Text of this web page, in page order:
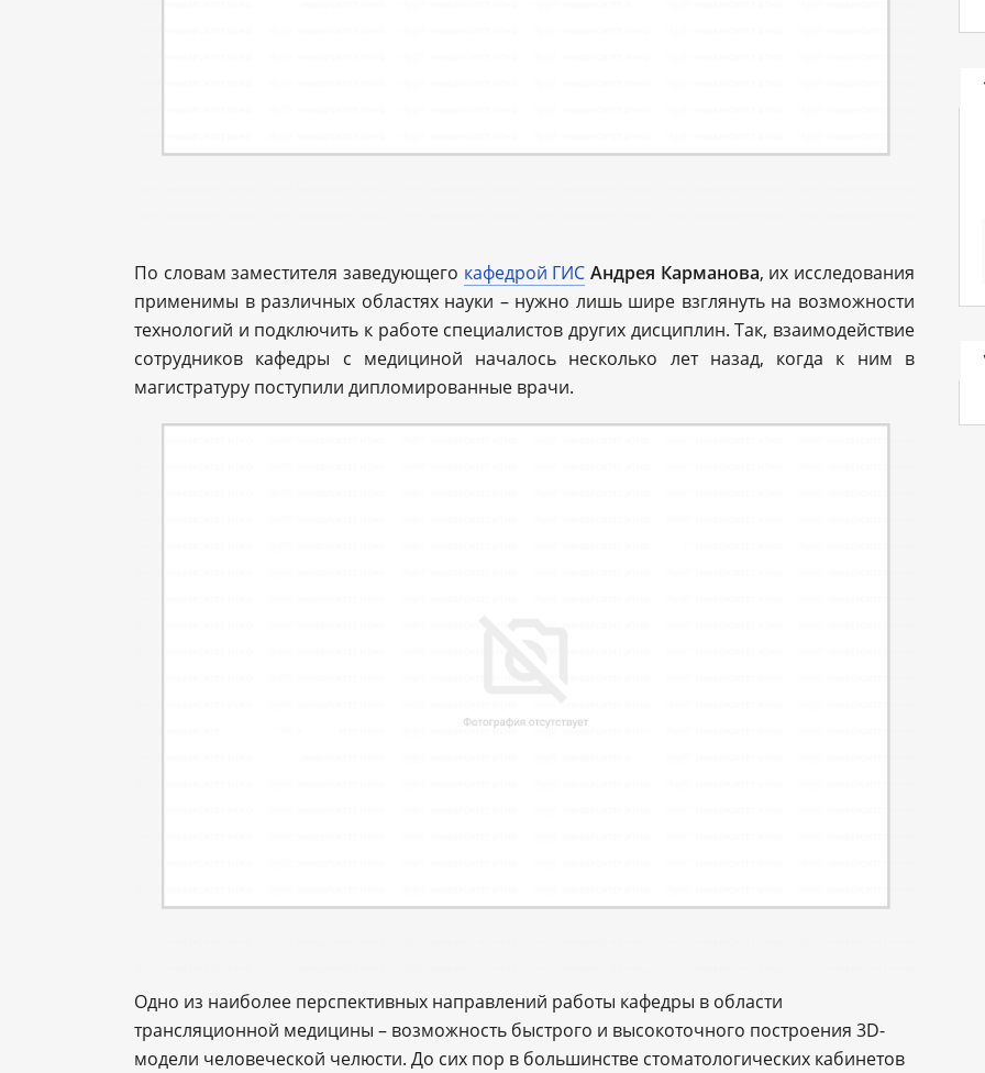
По словам заместителя заведующего кафедрой ГИС Андрея Карманова, их исследования
применимы в различных областях науки – нужно лишь шире взглянуть на возможности
технологий и подключить к работе специалистов других дисциплин. Так, взаимодействие
сотрудников кафедры с медициной началось несколько лет назад, когда к ним в
магистратуру поступили дипломированные врачи.
Одно из наиболее перспективных направлений работы кафедры в области
трансляционной медицины – возможность быстрого и высокоточного построения 3D-
модели человеческой челюсти. До сих пор в большинстве стоматологических кабинетов